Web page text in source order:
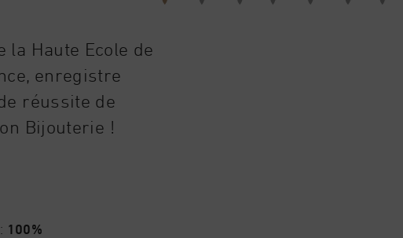
la Haute Ecole de
enregistre
réussite de
Bijouterie !
100%